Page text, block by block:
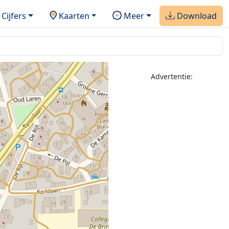
Cijfers Kaarten Meer Download
Advertentie: